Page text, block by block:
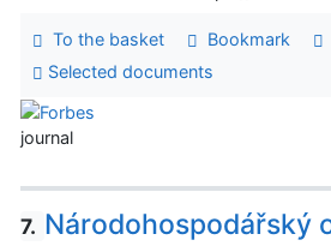
To the basket Bookmark
Selected documents
journal
7. Národohospodářský